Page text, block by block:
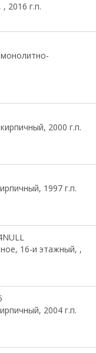
2016 г.п.
2000 г.п.
1997 г.п.
16-и этажный, ,
2004 г.п.